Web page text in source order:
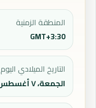
المنطقة الزمنية
GMT+3:30
التاريخ الميلادي اليوم
الجمعة، ٧ أغسطس ٢٠٢٦